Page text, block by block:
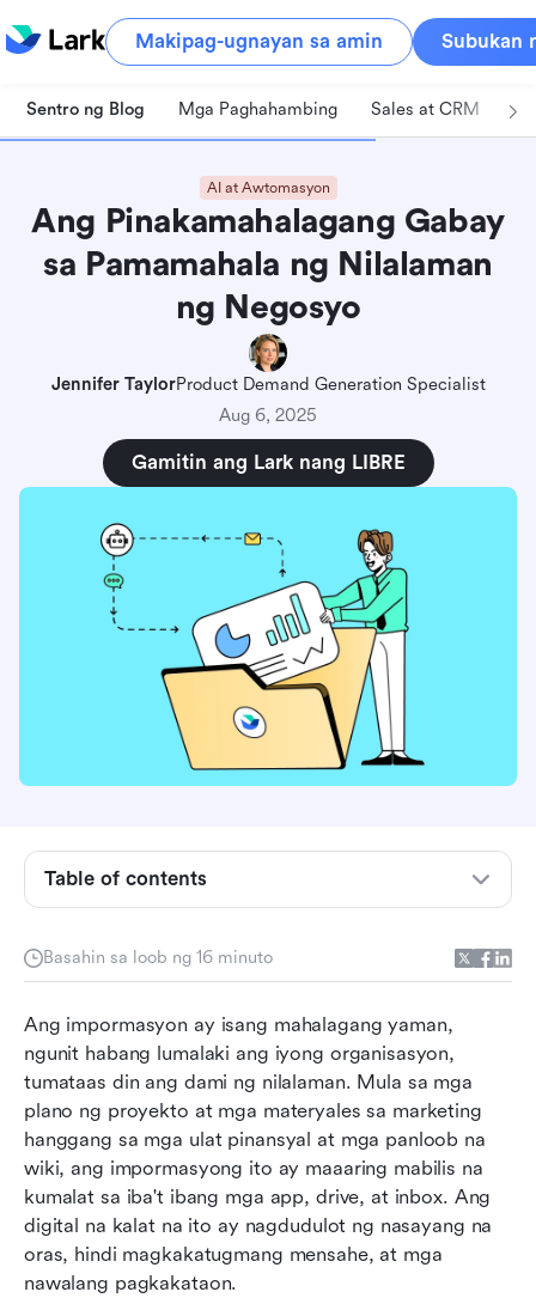
Makipag-ugnayan sa amin Subukan
Sentro ng Blog Mga Paghahambing Sales at CRM
AI at Awtomasyon
Ang Pinakamahalagang Gabay
sa Pamamahala ng Nilalaman
ng Negosyo
Jennifer TaylorProduct Demand Generation Specialist
Aug 6, 2025
Gamitin ang Lark nang LIBRE
Basahin sa loob ng 16 minuto
Ang impormasyon ay isang mahalagang yaman,
ngunit habang lumalaki ang iyong organisasyon,
tumataas din ang dami ng nilalaman. Mula sa mga
plano ng proyekto at mga materyales sa marketing
hanggang sa mga ulat pinansyal at mga panloob na
wiki, ang impormasyong ito ay maaaring mabilis na
kumalat sa iba't ibang mga app, drive, at inbox. Ang
digital na kalat na ito ay nagdudulot ng nasayang na
oras, hindi magkakatugmang mensahe, at mga
nawalang pagkakataon.
Table of contents
ng negosyo?
management: Isang gabay na hakbang-hakbang
nilalaman ng negosyo
Karaniwang mga gamit ng pamamahala ng
nilalaman ng negosyo
Ang hinaharap ng ECM
Konklusyon
Mga Madalas Itanong
May kaugnayang pagbasa